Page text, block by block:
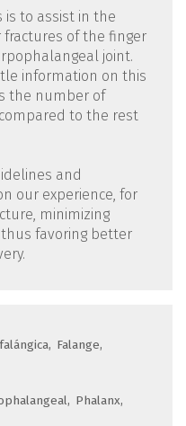
is to assist in the
of the finger
joint.
information on this
the number of
to the rest
and
our experience, for
minimizing
favoring better
Falange
Phalanx